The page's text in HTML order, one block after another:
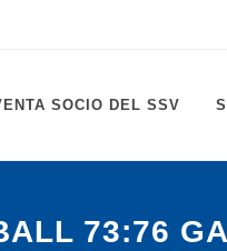
SOCIO DEL SSV
73:76